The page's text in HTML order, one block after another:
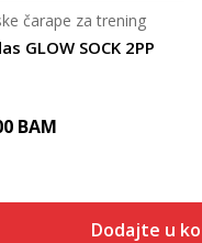
GLOW SOCK 2PP
čarape za trening
BAM
Dodajte u